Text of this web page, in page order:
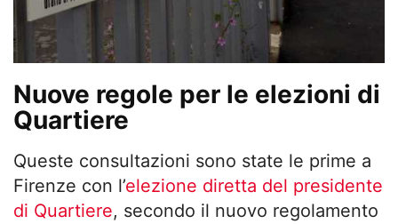
Nuove regole per le elezioni di
Quartiere
Queste consultazioni sono state le prime a
Firenze con l’elezione diretta del presidente
di Quartiere, secondo il nuovo regolamento